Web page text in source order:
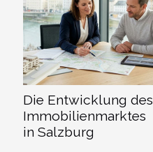
Die Entwicklung des
Immobilienmarktes
in Salzburg